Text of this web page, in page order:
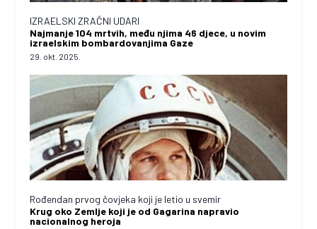
IZRAELSKI ZRAČNI UDARI
Najmanje 104 mrtvih, među njima 46 djece, u novim
izraelskim bombardovanjima Gaze
29. okt. 2025.
Rođendan prvog čovjeka koji je letio u svemir
Krug oko Zemlje koji je od Gagarina napravio
nacionalnog heroja